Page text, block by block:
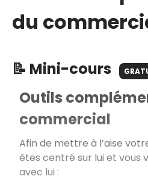
du
📝 Mini-cours
Outils
commercial
Afin de mettre à l’aise
êtes centré sur lui et vous
avec lui :